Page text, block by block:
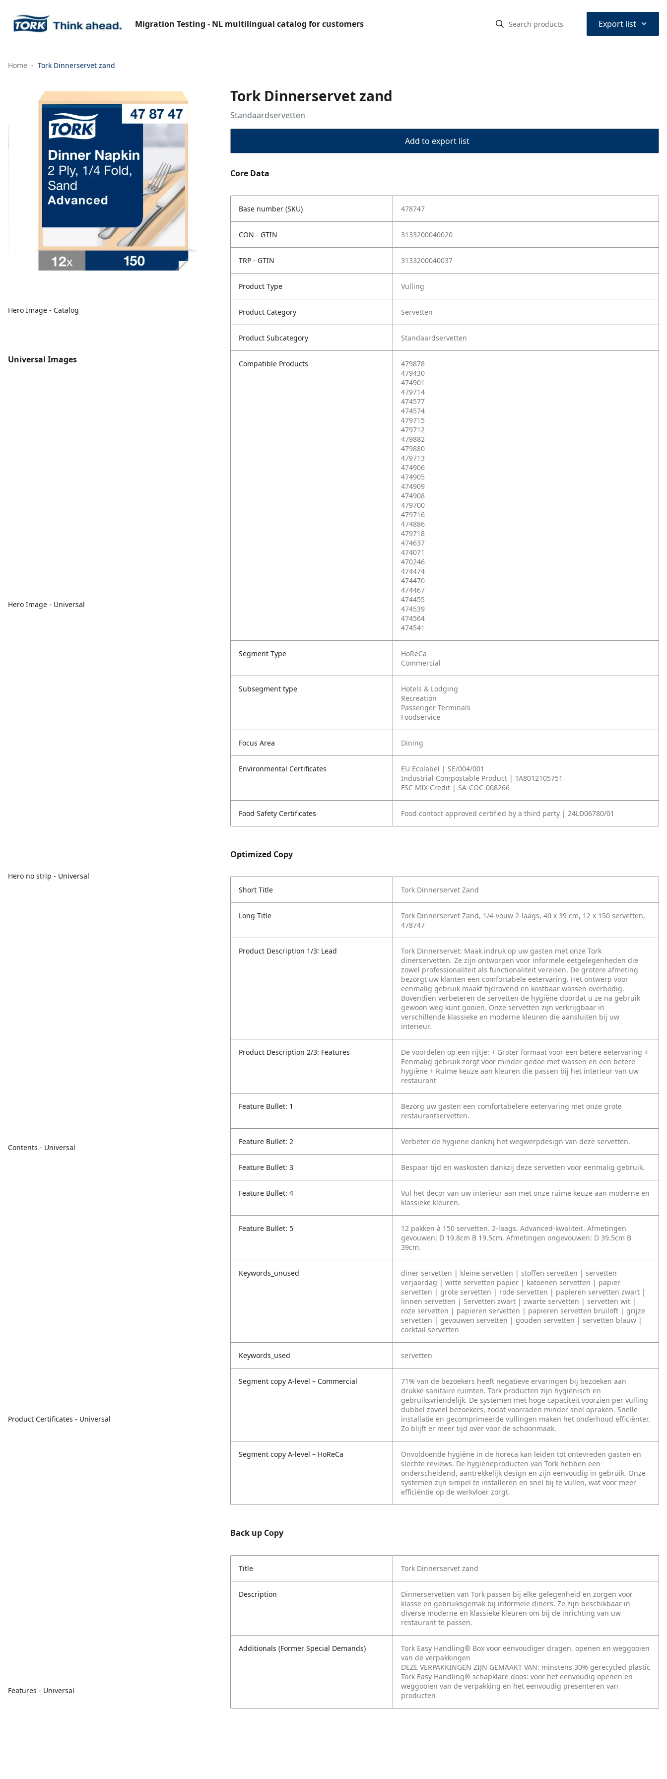
Migration Testing - NL multilingual catalog for customers Export list ⌃
Home Tork Dinnerservet zand
Hero Image - Catalog
Universal Images
Hero Image - Universal
Hero no strip - Universal
Contents - Universal
Product Certificates - Universal
Features - Universal
Tork Dinnerservet zand
Standaardservetten
Add to export list
Core Data
Base number (SKU) 478747
CON - GTIN 3133200040020
TRP - GTIN 3133200040037
Product Type Vulling
Product Category Servetten
Product Subcategory Standaardservetten
Compatible Products
479878
479430
474901
479714
474577
474574
479715
479712
479882
479880
479713
474906
474905
474909
474908
479700
479716
474886
479718
474637
474071
470246
474474
474470
474467
474455
474539
474564
474541
Segment Type
HoReCa
Commercial
Subsegment type
Hotels & Lodging
Recreation
Passenger Terminals
Foodservice
Focus Area Dining
Environmental Certificates
EU Ecolabel | SE/004/001
Industrial Compostable Product | TA8012105751
FSC MIX Credit | SA-COC-008266
Food Safety Certificates Food contact approved certified by a third party | 24LD06780/01
Optimized Copy
Short Title Tork Dinnerservet Zand
Long Title
Tork Dinnerservet Zand, 1/4-vouw 2-laags, 40 x 39 cm, 12 x 150 servetten,
478747
Product Description 1/3: Lead Tork Dinnerservet: Maak indruk op uw gasten met onze Tork
dinerservetten. Ze zijn ontworpen voor informele eetgelegenheden die
zowel professionaliteit als functionaliteit vereisen. De grotere afmeting
bezorgt uw klanten een comfortabele eetervaring. Het ontwerp voor
eenmalig gebruik maakt tijdrovend en kostbaar wassen overbodig.
Bovendien verbeteren de servetten de hygiëne doordat u ze na gebruik
gewoon weg kunt gooien. Onze servetten zijn verkrijgbaar in
verschillende klassieke en moderne kleuren die aansluiten bij uw
interieur.
Product Description 2/3: Features De voordelen op een rijtje: + Groter formaat voor een betere eetervaring +
Eenmalig gebruik zorgt voor minder gedoe met wassen en een betere
hygiëne + Ruime keuze aan kleuren die passen bij het interieur van uw
restaurant
Feature Bullet: 1
Bezorg uw gasten een comfortabelere eetervaring met onze grote
restaurantservetten.
Feature Bullet: 2 Verbeter de hygiëne dankzij het wegwerpdesign van deze servetten.
Feature Bullet: 3 Bespaar tijd en waskosten dankzij deze servetten voor eenmalig gebruik.
Feature Bullet: 4
Vul het decor van uw interieur aan met onze ruime keuze aan moderne en
klassieke kleuren.
Feature Bullet: 5
12 pakken à 150 servetten. 2-laags. Advanced-kwaliteit. Afmetingen
gevouwen: D 19.8cm B 19.5cm. Afmetingen ongevouwen: D 39.5cm B
39cm.
Keywords_unused
diner servetten | kleine servetten | stoffen servetten | servetten
verjaardag | witte servetten papier | katoenen servetten | papier
servetten | grote servetten | rode servetten | papieren servetten zwart |
linnen servetten | Servetten zwart | zwarte servetten | servetten wit |
roze servetten | papieren servetten | papieren servetten bruiloft | grijze
servetten | gevouwen servetten | gouden servetten | servetten blauw |
cocktail servetten
Keywords_used servetten
Segment copy A-level – Commercial
71% van de bezoekers heeft negatieve ervaringen bij bezoeken aan
drukke sanitaire ruimten. Tork producten zijn hygiënisch en
gebruiksvriendelijk. De systemen met hoge capaciteit voorzien per vulling
dubbel zoveel bezoekers, zodat voorraden minder snel opraken. Snelle
installatie en gecomprimeerde vullingen maken het onderhoud efficiënter.
Zo blijft er meer tijd over voor de schoonmaak.
Segment copy A-level – HoReCa
Onvoldoende hygiëne in de horeca kan leiden tot ontevreden gasten en
slechte reviews. De hygiëneproducten van Tork hebben een
onderscheidend, aantrekkelijk design en zijn eenvoudig in gebruik. Onze
systemen zijn simpel te installeren en snel bij te vullen, wat voor meer
efficiëntie op de werkvloer zorgt.
Back up Copy
Title Tork Dinnerservet zand
Description
Dinnerservetten van Tork passen bij elke gelegenheid en zorgen voor
klasse en gebruiksgemak bij informele diners. Ze zijn beschikbaar in
diverse moderne en klassieke kleuren om bij de inrichting van uw
restaurant te passen.
Additionals (Former Special Demands)
Tork Easy Handling® Box voor eenvoudiger dragen, openen en weggooien
van de verpakkingen
DEZE VERPAKKINGEN ZIJN GEMAAKT VAN: minstens 30% gerecycled plastic
Tork Easy Handling® schapklare doos: voor het eenvoudig openen en
weggooien van de verpakking en het eenvoudig presenteren van
producten